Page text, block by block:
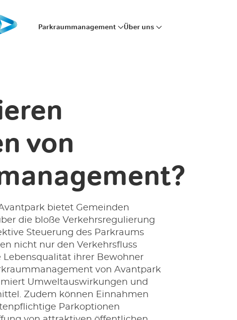
Parkraummanagement Über uns
von
bietet Gemeinden
die bloße Verkehrsregulierung
Steuerung des Parkraums
nicht nur den Verkehrsfluss
Lebensqualität ihrer Bewohner
von Avantpark
Umweltauswirkungen und
Zudem können Einnahmen
Parkoptionen